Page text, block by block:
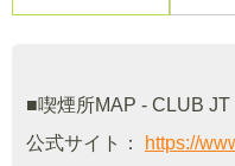
■喫煙所MAP - CLUB JT
公式サイト：
https://